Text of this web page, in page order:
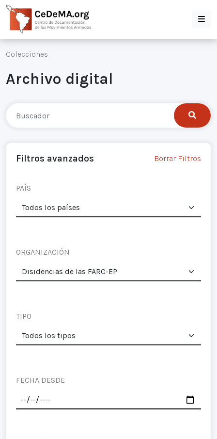
Colecciones
Archivo digital
Filtros avanzados Borrar Filtros
PAÍS
ORGANIZACIÓN
TIPO
FECHA DESDE